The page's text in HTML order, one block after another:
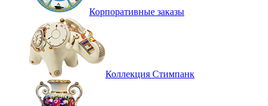
Корпоративные заказы
Коллекция Стимпанк